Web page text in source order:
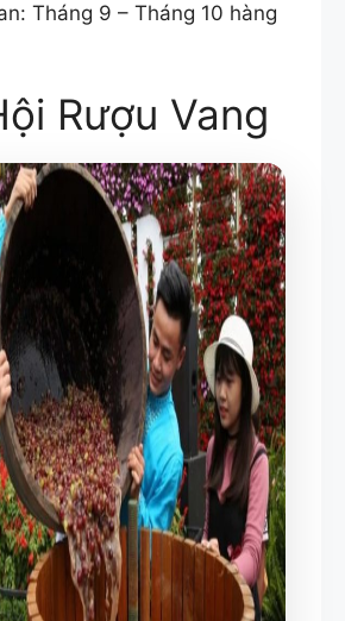
Tháng 9 – Tháng 10 hàng
Rượu Vang